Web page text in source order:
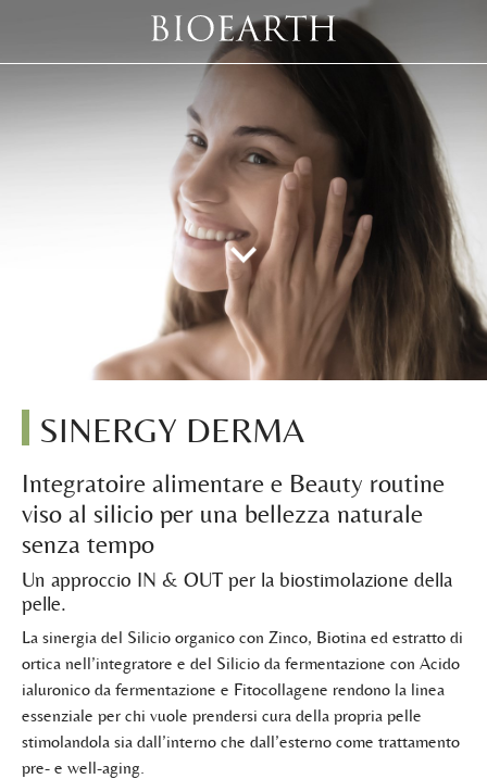
SINERGY DERMA
Integratoire alimentare e Beauty routine
viso al silicio per una bellezza naturale
senza tempo
Un approccio IN & OUT per la biostimolazione della
pelle.
La sinergia del Silicio organico con Zinco, Biotina ed estratto di
ortica nell’integratore e del Silicio da fermentazione con Acido
ialuronico da fermentazione e Fitocollagene rendono la linea
essenziale per chi vuole prendersi cura della propria pelle
stimolandola sia dall’interno che dall’esterno come trattamento
pre- e well-aging.